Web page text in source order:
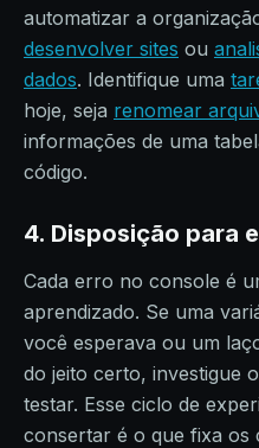
automatizar a
desenvolver sites ou
dados. Identifique uma
hoje, seja renomear
informações de uma
código.
4. Disposição para
Cada erro no console é
aprendizado. Se uma
você esperava ou um
do jeito certo, investigue
testar. Esse ciclo de
consertar é o que fixa os